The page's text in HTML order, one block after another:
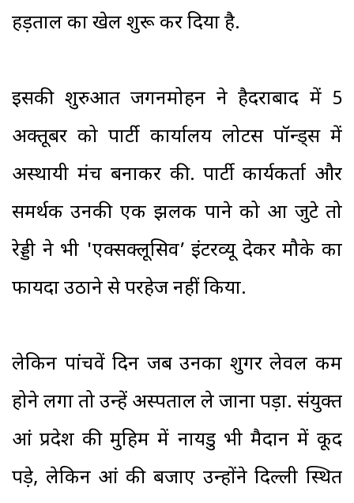
हड़ताल का खेल शुरू कर दिया है.
इसकी शुरुआत जगनमोहन ने हैदराबाद में 5
अक्तूबर को पार्टी कार्यालय लोटस पॉन्ड्स में
अस्थायी मंच बनाकर की. पार्टी कार्यकर्ता और
समर्थक उनकी एक झलक पाने को आ जुटे तो
रेड्डी ने भी 'एक्सक्लूसिव’ इंटरव्यू देकर मौके का
फायदा उठाने से परहेज नहीं किया.
लेकिन पांचवें दिन जब उनका शुगर लेवल कम
होने लगा तो उन्हें अस्पताल ले जाना पड़ा. संयुक्त
आंध्र प्रदेश की मुहिम में नायडु भी मैदान में कूद
पड़े, लेकिन आंध्र की बजाए उन्होंने दिल्ली स्थित